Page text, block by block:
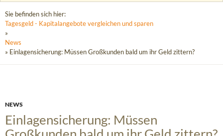
Sie befinden sich hier:
Tagesgeld - Kapitalangebote vergleichen und sparen
»
News
» Einlagensicherung: Müssen Großkunden bald um ihr Geld zittern?
NEWS
Einlagensicherung: Müssen